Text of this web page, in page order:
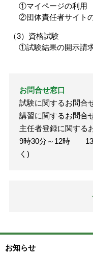
①マイページの利用
②団体責任者サイト
（3）資格試験
①試験結果の開示請
お問合せ窓口
試験に関するお
講習に関するお
主任者登録に関する
9時30分～12時 13
く)
お知らせ